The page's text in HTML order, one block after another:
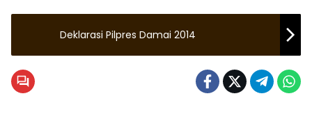
Deklarasi Pilpres Damai 2014